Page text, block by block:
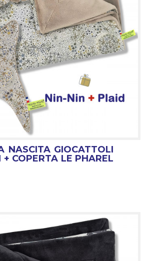
NASCITA GIOCATTOLI
COPERTA LE PHAREL